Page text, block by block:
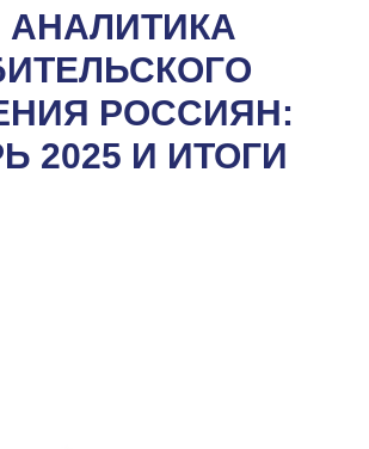
РОССИЯН:
2025 И ИТОГИ